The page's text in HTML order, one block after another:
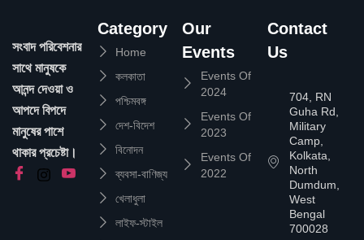
সংবাদ পরিবেশনার
সাথে মানুষকে
আনন্দ দেওয়া ও
আপদে বিপদে
মানুষের পাশে
থাকার প্রচেষ্টা।
Category
Home
কলকাতা
পশ্চিমবঙ্গ
দেশ-বিদেশ
বিনোদন
ব্যবসা-বাণিজ্য
খেলাধুলা
লাইফ-স্টাইল
Our
Events
Events Of
2024
Events Of
2023
Events Of
2022
Contact
Us
704, RN
Guha Rd,
Military
Camp,
Kolkata,
North
Dumdum,
West
Bengal
700028